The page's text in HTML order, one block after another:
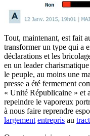
Tout, maintenant, est fait
transformer un type qui a
déclarations et les
en un leader
le peuple, au moins une
presse a été fermement
« Unité Républicaine » et
repeindre le vaporeux
à nous faire reprendre
largement entrepris au